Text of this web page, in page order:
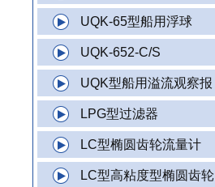
UQK-65型船用浮球
UQK-652-C/S
UQK型船用溢流观察报
LPG型过滤器
LC型椭圆齿轮流量计
LC型高粘度型椭圆齿轮